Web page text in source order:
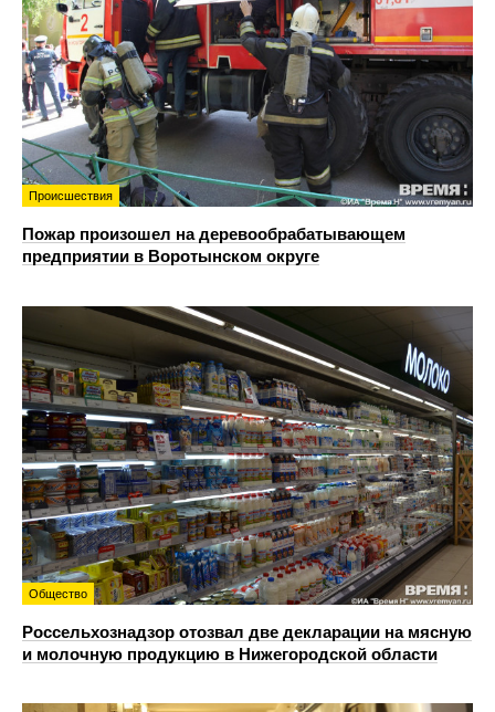
Происшествия
Пожар произошел на деревообрабатывающем
предприятии в Воротынском округе
Общество
Россельхознадзор отозвал две декларации на мясную
и молочную продукцию в Нижегородской области